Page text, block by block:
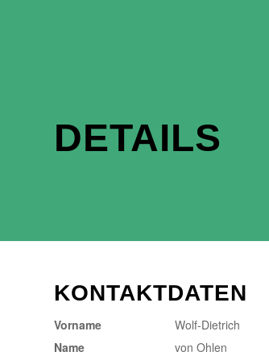
DETAILS
KONTAKTDATEN
Vorname
Wolf-Dietrich
Name
von Ohlen